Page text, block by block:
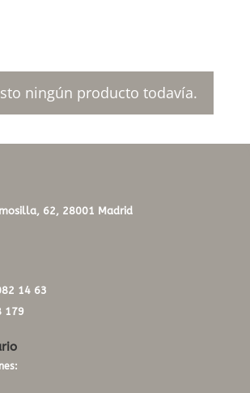
ningún producto todavía.
62, 28001 Madrid
14 63
179